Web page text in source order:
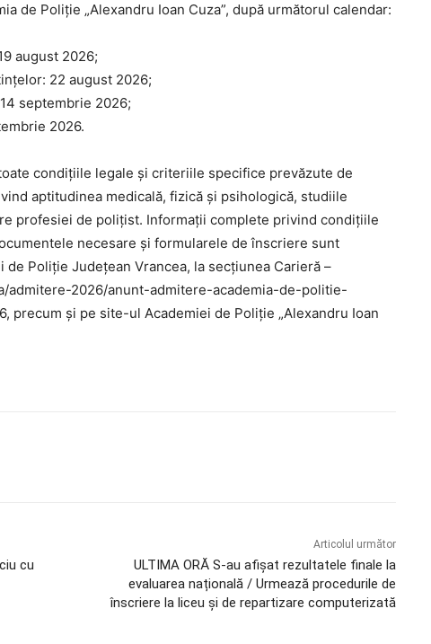
de Poliție „Alexandru Ioan Cuza”, după următorul calendar:
august 2026;
22 august 2026;
septembrie 2026;
2026.
condițiile legale și criteriile specifice prevăzute de
aptitudinea medicală, fizică și psihologică, studiile
profesiei de polițist. Informații complete privind condițiile
necesare și formularele de înscriere sunt
Poliție Județean Vrancea, la secțiunea Carieră –
admitere-2026/anunt-admitere-academia-de-politie-
precum și pe site-ul Academiei de Poliție „Alexandru Ioan
cu
Articolul următor
ULTIMA ORĂ S-au afișat rezultatele finale la
evaluarea națională / Urmează procedurile de
înscriere la liceu și de repartizare computerizată